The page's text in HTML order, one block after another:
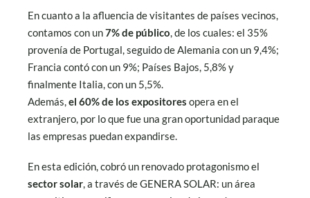
En cuanto a la afluencia de visitantes de países vecinos,
contamos con un7% de público, de los cuales: el 35%
provenía de Portugal, seguido de Alemania con un 9,4%;
Francia contó con un 9%; Países Bajos, 5,8% y
finalmente Italia, con un 5,5%.
Además,el 60% de los expositores opera en el
extranjero, por lo que fue una gran oportunidad paraque
las empresas puedan expandirse.
En esta edición, cobró un renovado protagonismo el
sector solar, a través de GENERA SOLAR: un área